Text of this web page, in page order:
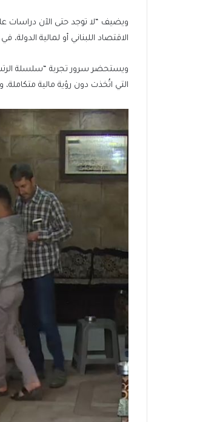
ويضيف “لا توجد حتى الآن دراسات
الاقتصاد اللبناني أو لمالية الدولة، في ظل تراجع
ويستحضر سرور تجربة “سلسلة الرتب
التي اتُخذت دون رؤية مالية